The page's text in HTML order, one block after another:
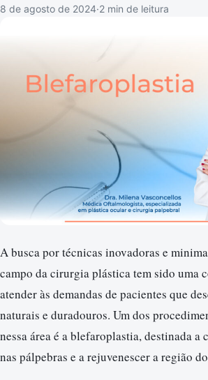
8 de agosto de 2024·2 min de leitura
A busca por técnicas inovadoras e
campo da cirurgia plástica tem sido uma
atender às demandas de pacientes que
naturais e duradouros. Um dos
nessa área é a blefaroplastia, destinada
nas pálpebras e a rejuvenescer a região